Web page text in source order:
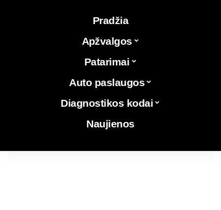
Pradžia
Apžvalgos
Patarimai
Auto paslaugos
Diagnostikos kodai
Naujienos